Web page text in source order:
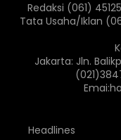
Redaksi (061)
Tata Usaha/Iklan
Jakarta: Jln.
Headlines